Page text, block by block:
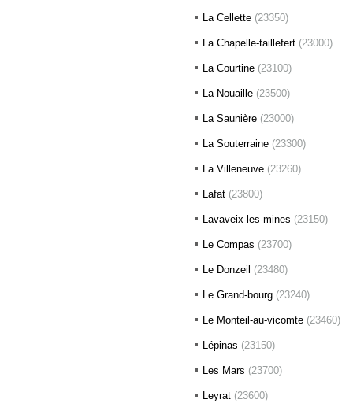
La Cellette (23350)
La Chapelle-taillefert (23000)
La Courtine (23100)
La Nouaille (23500)
La Saunière (23000)
La Souterraine (23300)
La Villeneuve (23260)
Lafat (23800)
Lavaveix-les-mines (23150)
Le Compas (23700)
Le Donzeil (23480)
Le Grand-bourg (23240)
Le Monteil-au-vicomte (23460)
Lépinas (23150)
Les Mars (23700)
Leyrat (23600)